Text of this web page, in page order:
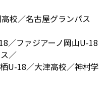
校／名古屋グランパス
／ファジアーノ岡山U-18
／
U-18／大津高校／神村学